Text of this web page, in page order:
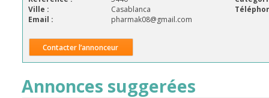
Ville :
Casablanca
Email :
pharmak08@gmail.com
Contacter l’annonceur
Annonces suggerées